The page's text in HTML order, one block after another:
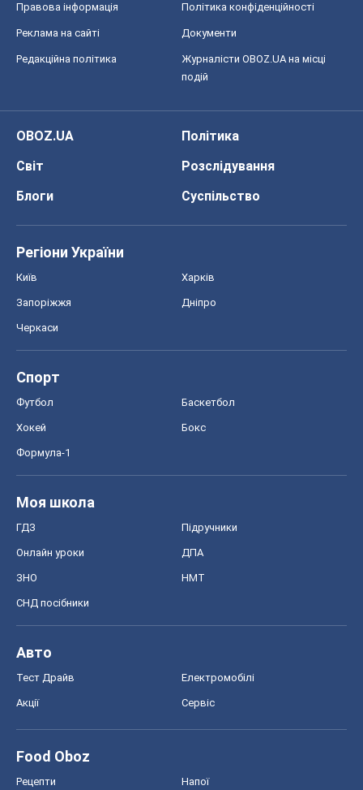
Правова інформація Політика конфіденційності
Реклама на сайті Документи
Редакційна політика
Журналісти OBOZ.UA на місці
подій
OBOZ.UA
Політика
Світ
Розслідування
Блоги
Суспільство
Регіони України
Київ Харків
Запоріжжя Дніпро
Черкаси
Спорт
Футбол Баскетбол
Хокей Бокс
Формула-1
Моя школа
ГДЗ Підручники
Онлайн уроки ДПА
ЗНО НМТ
СНД посібники
Авто
Тест Драйв Електромобілі
Акції Сервіс
Food Oboz
Рецепти Напої